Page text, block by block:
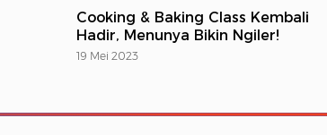
Cooking & Baking Class Kembali
Hadir, Menunya Bikin Ngiler!
19 Mei 2023